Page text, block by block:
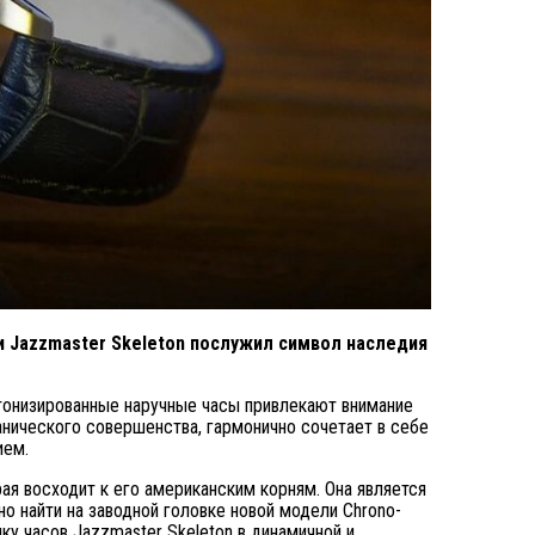
Jazzmaster Skeleton послужил символ наследия
наручные часы привлекают внимание
совершенства, гармонично сочетает в себе
восходит к его американским корням. Она является
на заводной головке новой модели Chrono-